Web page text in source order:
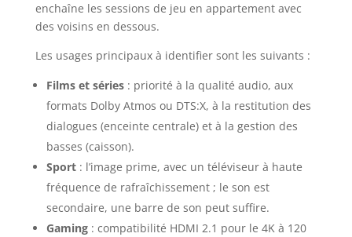
enchaîne les sessions de jeu en appartement avec
des voisins en dessous.
Les usages principaux à identifier sont les suivants :
Films et séries: priorité à la qualité audio, aux
formats Dolby Atmos ou DTS:X, à la restitution des
dialogues (enceinte centrale) et à la gestion des
basses (caisson).
Sport: l’image prime, avec un téléviseur à haute
fréquence de rafraîchissement ; le son est
secondaire, une barre de son peut suffire.
Gaming: compatibilité HDMI 2.1 pour le 4K à 120